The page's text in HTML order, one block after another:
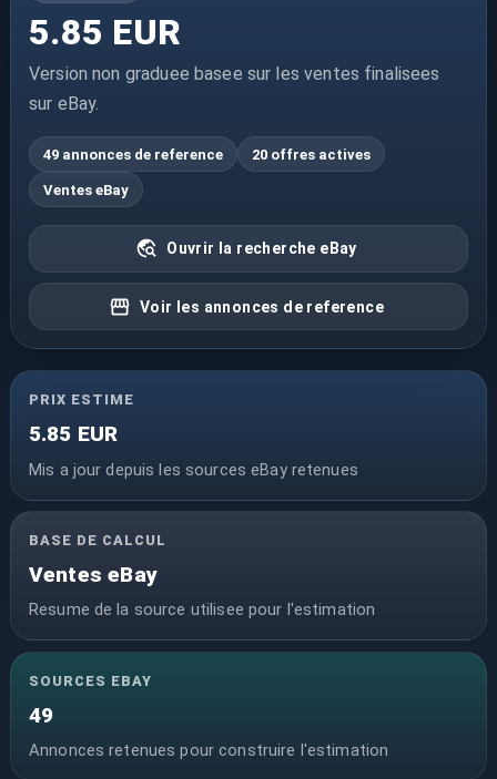
5.85 EUR
Version non graduee basee sur les ventes finalisees
sur eBay.
49 annonces de reference 20 offres actives
Ventes eBay
Ouvrir la recherche eBay
Voir les annonces de reference
PRIX ESTIME
5.85 EUR
Mis a jour depuis les sources eBay retenues
BASE DE CALCUL
Ventes eBay
Resume de la source utilisee pour l'estimation
SOURCES EBAY
49
Annonces retenues pour construire l'estimation